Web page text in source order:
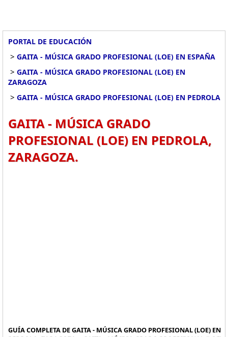
PORTAL DE EDUCACIÓN
> GAITA - MÚSICA GRADO PROFESIONAL (LOE) EN ESPAÑA
> GAITA - MÚSICA GRADO PROFESIONAL (LOE) EN
ZARAGOZA
> GAITA - MÚSICA GRADO PROFESIONAL (LOE) EN PEDROLA
GAITA - MÚSICA GRADO
PROFESIONAL (LOE) EN PEDROLA,
ZARAGOZA.
GUÍA COMPLETA DE GAITA - MÚSICA GRADO PROFESIONAL (LOE) EN